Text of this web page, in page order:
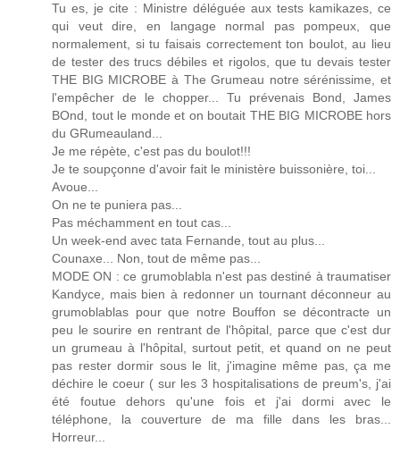
Tu es, je cite : Ministre déléguée aux tests kamikazes, ce
qui veut dire, en langage normal pas pompeux, que
normalement, si tu faisais correctement ton boulot, au lieu
de tester des trucs débiles et rigolos, que tu devais tester
THE BIG MICROBE à The Grumeau notre sérénissime, et
l'empêcher de le chopper... Tu prévenais Bond, James
BOnd, tout le monde et on boutait THE BIG MICROBE hors
du GRumeauland...
Je me répète, c'est pas du boulot!!!
Je te soupçonne d'avoir fait le ministère buissonière, toi...
Avoue...
On ne te puniera pas...
Pas méchamment en tout cas...
Un week-end avec tata Fernande, tout au plus...
Counaxe... Non, tout de même pas...
MODE ON : ce grumoblabla n'est pas destiné à traumatiser
Kandyce, mais bien à redonner un tournant déconneur au
grumoblablas pour que notre Bouffon se décontracte un
peu le sourire en rentrant de l'hôpital, parce que c'est dur
un grumeau à l'hôpital, surtout petit, et quand on ne peut
pas rester dormir sous le lit, j'imagine même pas, ça me
déchire le coeur ( sur les 3 hospitalisations de preum's, j'ai
été foutue dehors qu'une fois et j'ai dormi avec le
téléphone, la couverture de ma fille dans les bras...
Horreur...